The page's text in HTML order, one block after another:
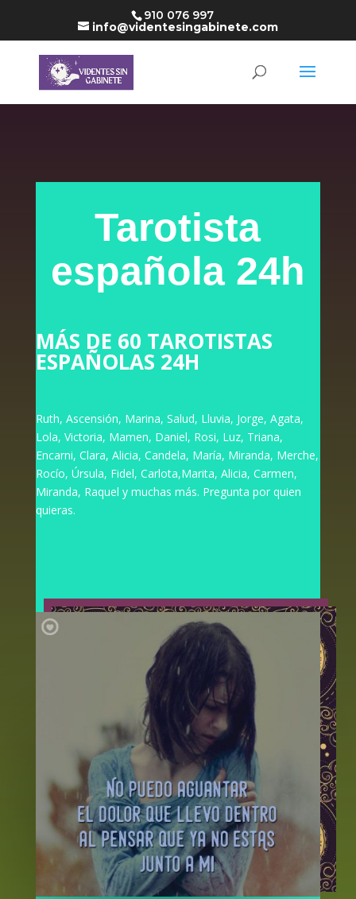
910 076 997
info@videntesingabinete.com
Tarotista
española 24h
MÁS DE 60 TAROTISTAS
ESPAÑOLAS 24H
Ruth, Ascensión, Marina, Salud, Lluvia, Jorge, Agata,
Lola, Victoria, Mamen, Daniel, Rosi, Luz, Triana,
Encarni, Clara, Alicia, Candela, María, Miranda, Merche,
Rocío, Úrsula, Fidel, Carlota,Marita, Alicia, Carmen,
Miranda, Raquel y muchas más. Pregunta por quien
quieras.